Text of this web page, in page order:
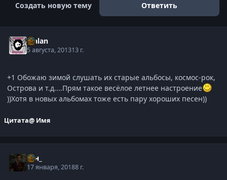
Создать новую тему Ответить
Malan
5 августа, 201313 г.
+1 Обожаю зимой слушать их старые альбосы, космос-рок,
Острова и т.д....Прям такое весёлое летнее настроение
))Хотя в новых альбомах тоже есть пару хороших песен))
Цитата@ Имя
_Ян_
17 января, 20188 г.